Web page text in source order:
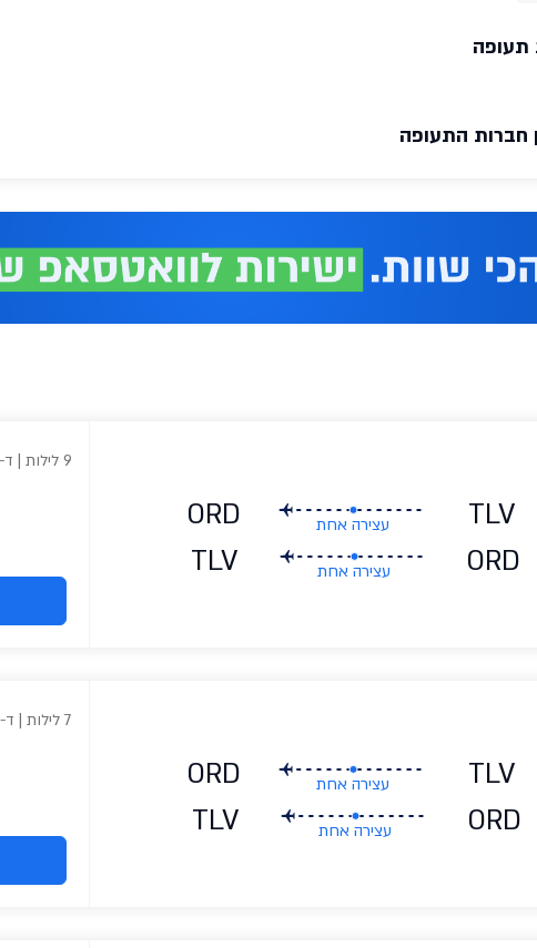
תעופה
חברות התעופה
TLV עצירה אחת ORD
ORD עצירה אחת TLV
9 לילות | ד-ו
TLV עצירה אחת ORD
ORD עצירה אחת TLV
7 לילות | ד-ד